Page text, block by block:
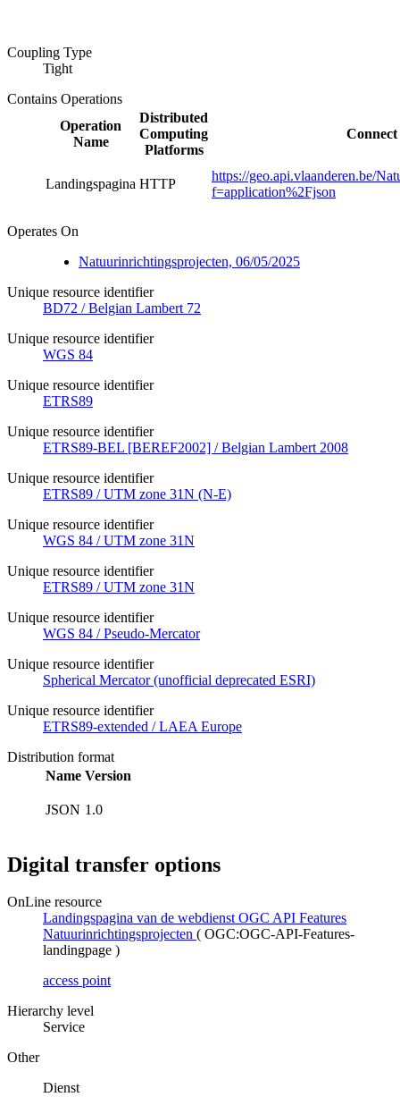
Coupling Type
Tight
Contains Operations
Operation
Name
Distributed
Computing
Platforms
Landingspagina HTTP
https://geo.api.vlaanderen.be/
f=application%2Fjson
Operates On
Natuurinrichtingsprojecten, 06/05/2025
Unique resource identifier
BD72 / Belgian Lambert 72
Unique resource identifier
WGS 84
Unique resource identifier
ETRS89
Unique resource identifier
ETRS89-BEL [BEREF2002] / Belgian Lambert 2008
Unique resource identifier
ETRS89 / UTM zone 31N (N-E)
Unique resource identifier
WGS 84 / UTM zone 31N
Unique resource identifier
ETRS89 / UTM zone 31N
Unique resource identifier
WGS 84 / Pseudo-Mercator
Unique resource identifier
Spherical Mercator (unofficial deprecated ESRI)
Unique resource identifier
ETRS89-extended / LAEA Europe
Distribution format
Name Version
JSON 1.0
Digital transfer options
OnLine resource
Landingspagina van de webdienst OGC API Features
Natuurinrichtingsprojecten ( OGC:OGC-API-Features-
landingpage )
access point
Hierarchy level
Service
Other
Dienst